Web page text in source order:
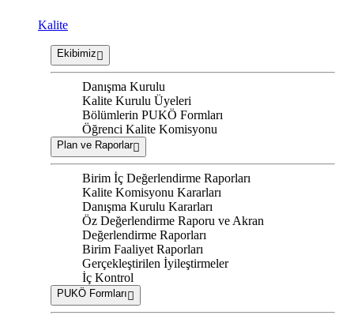
Kalite
Ekibimiz
Danışma Kurulu
Kalite Kurulu Üyeleri
Bölümlerin PUKÖ Formları
Öğrenci Kalite Komisyonu
Plan ve Raporlar
Birim İç Değerlendirme Raporları
Kalite Komisyonu Kararları
Danışma Kurulu Kararları
Öz Değerlendirme Raporu ve Akran
Değerlendirme Raporları
Birim Faaliyet Raporları
Gerçekleştirilen İyileştirmeler
İç Kontrol
PUKÖ Formları